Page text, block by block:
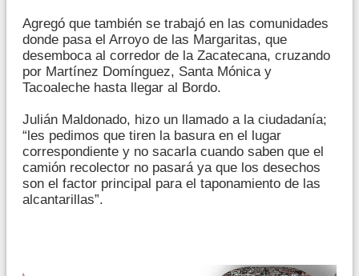
Agregó que también se trabajó en las comunidades
donde pasa el Arroyo de las Margaritas, que
desemboca al corredor de la Zacatecana, cruzando
por Martínez Domínguez, Santa Mónica y
Tacoaleche hasta llegar al Bordo.
Julián Maldonado, hizo un llamado a la ciudadanía;
“les pedimos que tiren la basura en el lugar
correspondiente y no sacarla cuando saben que el
camión recolector no pasará ya que los desechos
son el factor principal para el taponamiento de las
alcantarillas”.